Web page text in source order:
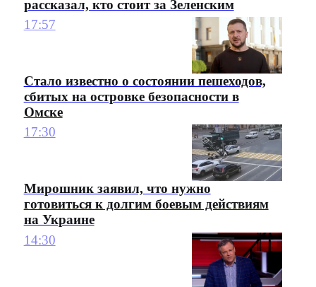
рассказал, кто стоит за Зеленским
17:57
Стало известно о состоянии пешеходов,
сбитых на островке безопасности в
Омске
17:30
Мирошник заявил, что нужно
готовиться к долгим боевым действиям
на Украине
14:30